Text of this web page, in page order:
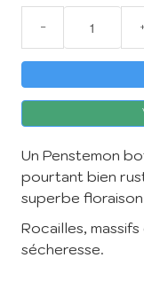
− +
Un Penstemon
pourtant bien
superbe
Rocailles,
sécheresse.